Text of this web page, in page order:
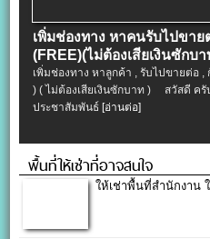
เพิ่มช่องทาง หาคนรับไปขาย
(FREE)(ไม่ต้องเสียเงินซักบา
เพิ่มช่องทาง หาลูกค้า , รับไปขายต่อ ,
) ( ไม่ต้องเสียเงินซักบาท ) สวัสดี ค
ประชาสัมพันธ์[อ่านต่อ]
พื้นที่ให้เช่าที่อาจสนใจ
ให้เช่าพื้นที่สำนักงาน